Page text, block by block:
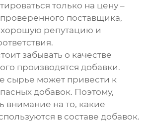
только на цену –
поставщика,
репутацию и
забывать о качестве
производятся добавки.
сырье может привести к
добавок. Поэтому,
внимание на то, какие
в составе добавок.